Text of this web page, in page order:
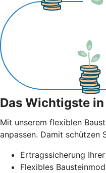
Das Wichtigste
Mit unserem flexiblen
anpassen. Damit schützen
Ertragssicherung
Flexibles